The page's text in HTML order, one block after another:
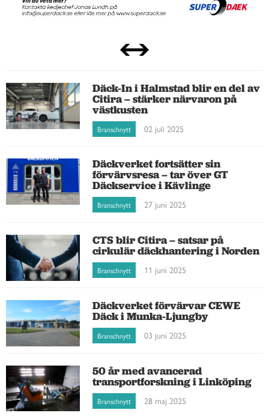
Däck-In i Halmstad blir en del av
Citira – stärker närvaron på
västkusten
Branschnytt 02 juli 2025
Däckverket fortsätter sin
förvärvsresa – tar över GT
Däckservice i Kävlinge
Branschnytt 27 juni 2025
CTS blir Citira – satsar på
cirkulär däckhantering i Norden
Branschnytt 11 juni 2025
Däckverket förvärvar CEWE
Däck i Munka-Ljungby
Branschnytt 03 juni 2025
50 år med avancerad
transportforskning i Linköping
Branschnytt 28 maj 2025